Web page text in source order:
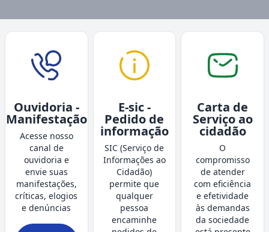
Ouvidoria -
Manifestação
Acesse nosso
canal de
ouvidoria e
envie suas
manifestações,
críticas, elogios
e denúncias
E-sic -
Pedido de
informação
SIC (Serviço de
Informações ao
Cidadão)
permite que
qualquer
pessoa
encaminhe
Carta de
Serviço ao
cidadão
O
compromisso
de atender
com eficiência
e efetividade
às demandas
da sociedade